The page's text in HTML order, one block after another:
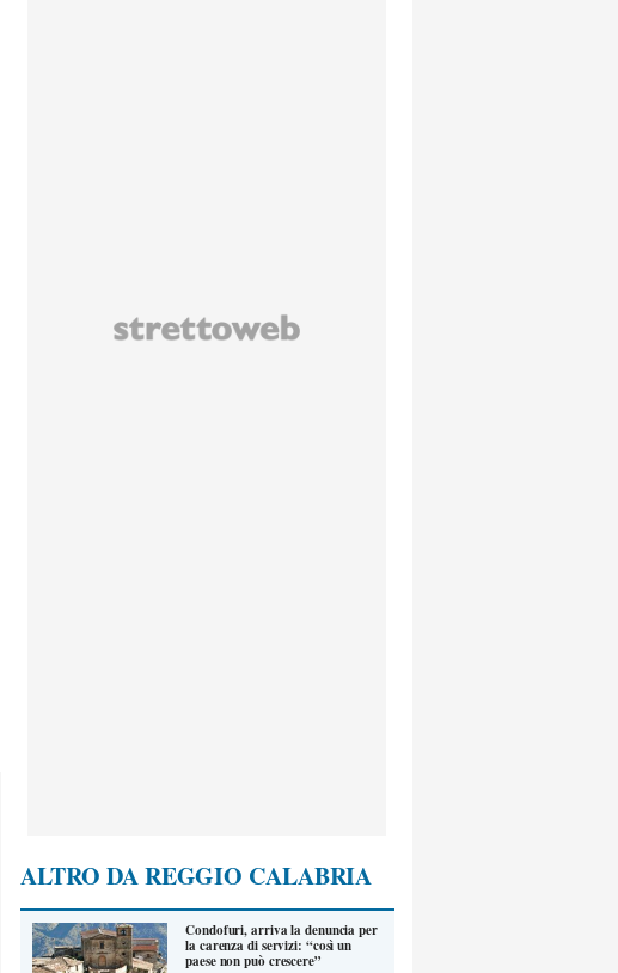
ALTRO DA REGGIO CALABRIA
Condofuri, arriva la denuncia per
la carenza di servizi: “così un
paese non può crescere”